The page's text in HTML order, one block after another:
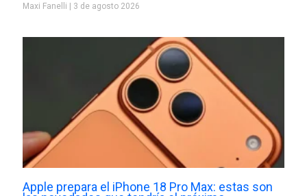
Maxi Fanelli 3 de agosto 2026
Apple prepara el iPhone 18 Pro Max: estas son